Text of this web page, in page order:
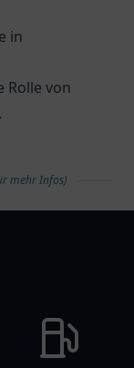
in
Rolle von
mehr Infos)